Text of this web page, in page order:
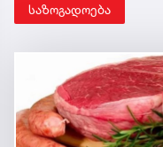
საზოგადოება